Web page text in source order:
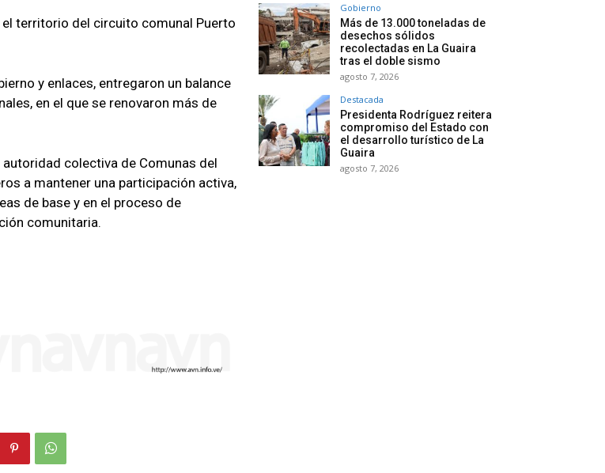
territorio del circuito comunal Puerto
y enlaces, entregaron un balance
en el que se renovaron más de
colectiva de Comunas del
a mantener una participación activa,
de base y en el proceso de
comunitaria.
Gobierno
Más de 13.000 toneladas de
desechos sólidos
recolectadas en La Guaira
tras el doble sismo
agosto 7, 2026
Destacada
Presidenta Rodríguez reitera
compromiso del Estado con
el desarrollo turístico de La
Guaira
agosto 7, 2026